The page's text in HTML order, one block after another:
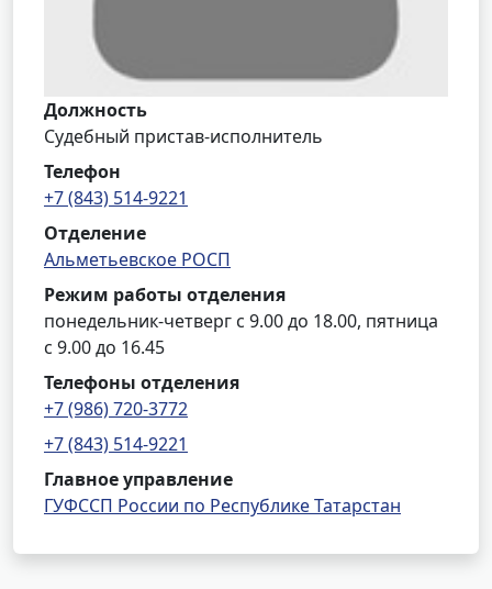
Должность
Судебный пристав-исполнитель
Телефон
+7 (843) 514-9221
Отделение
Альметьевское РОСП
Режим работы отделения
понедельник-четверг с 9.00 до 18.00, пятница
с 9.00 до 16.45
Телефоны отделения
+7 (986) 720-3772
+7 (843) 514-9221
Главное управление
ГУФССП России по Республике Татарстан